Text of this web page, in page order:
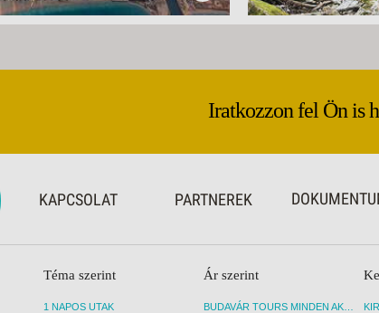
Iratkozzon fel Ön is
KAPCSOLAT PARTNEREK
Téma szerint
1 NAPOS UTAK
Ár szerint